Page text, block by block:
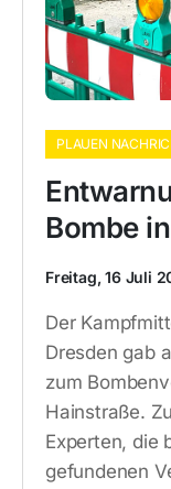
PLAUEN
Bombe
Freitag, 16 Juli
Der
Dresden gab
zum
Hainstraße.
Experten, die
gefundenen